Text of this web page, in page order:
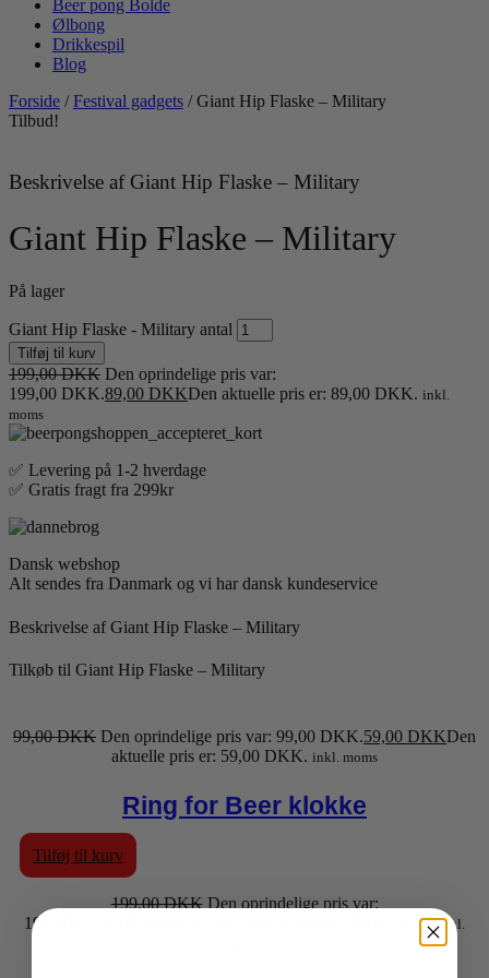
Beer pong Bolde
Ølbong
Drikkespil
Blog
Forside /Festival gadgets / Giant Hip Flaske – Military
Tilbud!
Beskrivelse af Giant Hip Flaske – Military
Giant Hip Flaske – Military
På lager
Giant Hip Flaske - Military antal
Tilføj til kurv
199,00DKK Den oprindelige pris var:
199,00 DKK.89,00 DKKDen aktuelle pris er: 89,00 DKK. inkl.
moms
✅ Levering på 1-2 hverdage
✅ Gratis fragt fra 299kr
Dansk webshop
Alt sendes fra Danmark og vi har dansk kundeservice
Beskrivelse af Giant Hip Flaske – Military
Tilkøb til Giant Hip Flaske – Military
99,00DKK Den oprindelige pris var: 99,00 DKK.59,00 DKKDen
aktuelle pris er: 59,00 DKK. inkl. moms
Ring for Beer klokke
Tilføj til kurv
199,00DKK Den oprindelige pris var:
199,00 DKK.
Den aktuelle pris er: 89,00 DKK. inkl.